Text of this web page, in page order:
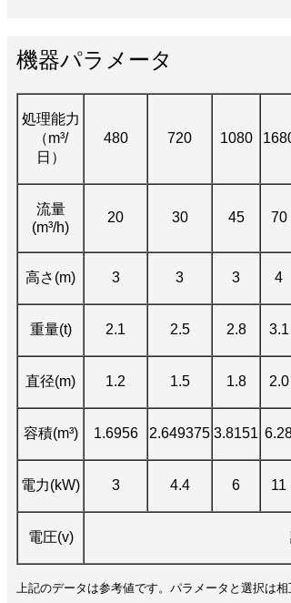
機器パラメータ
処理能力
（m³/
日）
480 720 1080
流量
(m³/h)
20 30 45 70
高さ(m) 3 3 3 4
重量(t) 2.1 2.5 2.8 3.1
直径(m) 1.2 1.5 1.8 2.0
容積(m³) 1.6956 2.649375 3.8151
電力(kW) 3 4.4 6 11
電圧(v)
上記のデータは参考値です。パラメータと選択は